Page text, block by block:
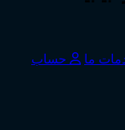
ما
حساب